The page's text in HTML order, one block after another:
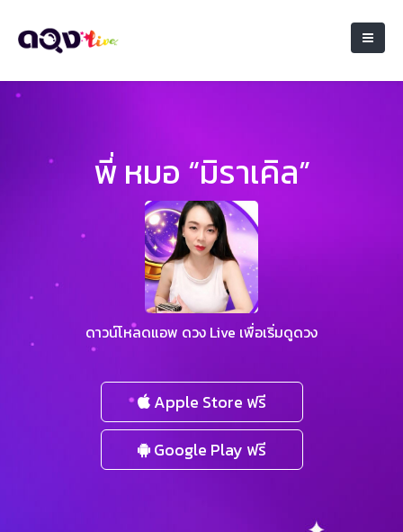
พี่ หมอ “มิราเคิล”
ดาวน์โหลดแอพ ดวง Live เพื่อเริ่มดูดวง
Apple Store ฟรี
Google Play ฟรี